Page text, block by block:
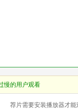
慢的用户观看
荐片需要安装播放器才能